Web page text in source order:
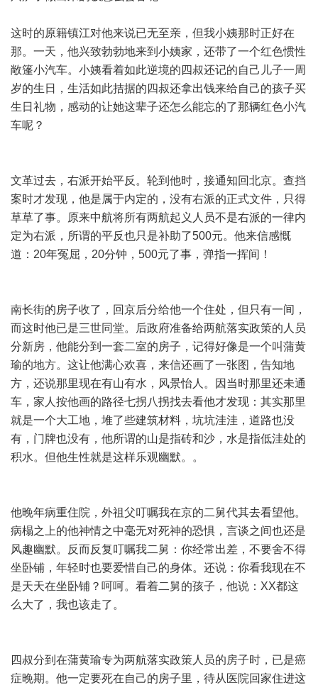
这时的原籍镇江对他来说已无至亲，但我小姨那时正好在
那。一天，他兴致勃勃地来到小姨家，还带了一个红色惯性
敞篷小汽车。小姨看着如此逆境的四叔还记的自己儿子一周
岁的生日，生活如此拮据的四叔还拿出钱来给自己的孩子买
生日礼物，感动的让她这辈子还怎么能忘的了那辆红色小汽
车呢？
文革过去，右派开始平反。轮到他时，接通知回北京。查挡
案时才发现，他是属于内定的，没有右派的正式文件，只得
草草了事。原来中航将所有两航起义人员不是右派的一律内
定为右派，所谓的平反也只是补助了500元。他来信感慨
道：20年冤屈，20分钟，500元了事，弹指一挥间！
南长街的房子收了，回京后分给他一个住处，但只有一间，
而这时他已是三世同堂。后政府准备给两航落实政策的人员
分新房，他能分到一套二室的房子，记得好像是一个叫蒲黄
瑜的地方。这让他满心欢喜，来信还画了一张图，告知地
方，还说那里现在有山有水，风景怡人。因当时那里还未通
车，家人按他画的路径七拐八拐找去看他才发现：其实那里
就是一个大工地，堆了些建筑材料，坑坑洼洼，道路也没
有，门牌也没有，他所谓的山是指砖和沙，水是指低洼处的
积水。但他生性就是这样乐观幽默。。
他晚年病重住院，外祖父叮嘱我在京的二舅代其去看望他。
病榻之上的他神情之中毫无对死神的恐惧，言谈之间也还是
风趣幽默。反而反复叮嘱我二舅：你经常出差，不要舍不得
坐卧铺，年轻时也要爱惜自己的身体。还说：你看我现在不
是天天在坐卧铺？呵呵。看着二舅的孩子，他说：XX都这
么大了，我也该走了。
四叔分到在蒲黄瑜专为两航落实政策人员的房子时，已是癌
症晚期。他一定要死在自己的房子里，待从医院回家住进这